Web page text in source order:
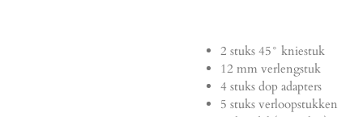
2 stuks 45° kniestuk
12 mm verlengstuk
4 stuks dop adapters
5 stuks verloopstukken